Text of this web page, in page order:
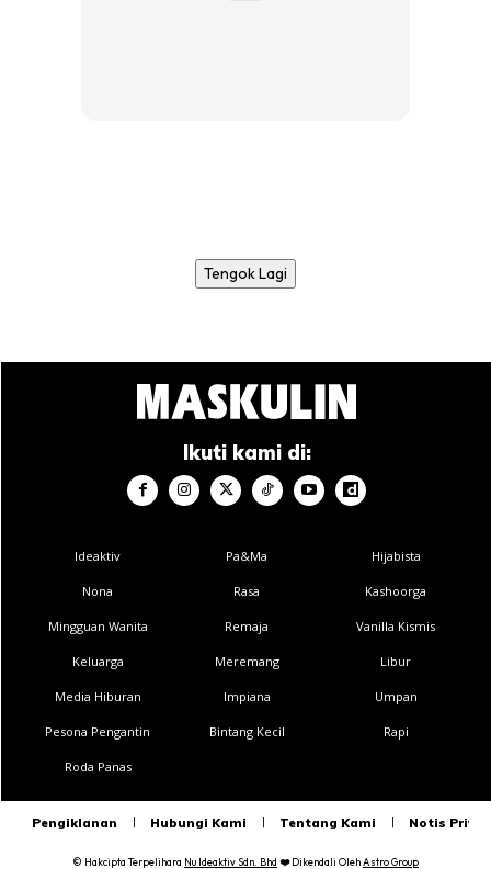
Tengok Lagi
Ikuti kami di:
Ideaktiv
Nona
Mingguan Wanita
Keluarga
Media Hiburan
Pesona Pengantin
Roda Panas
Pa&Ma
Rasa
Remaja
Meremang
Impiana
Bintang Kecil
Hijabista
Kashoorga
Vanilla Kismis
Libur
Umpan
Rapi
Pengiklanan Hubungi Kami Tentang Kami Notis
© Hakcipta Terpelihara Nu Ideaktiv Sdn. Bhd ❤️Dikendali OlehAstro Group